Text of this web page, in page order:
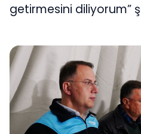
getirmesini diliyorum”